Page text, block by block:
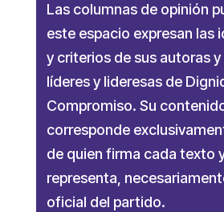
Las columnas de opinión
este espacio expresan las
y criterios de sus autoras
líderes y lideresas de
Compromiso. Su
corresponde
de quien firma cada texto
representa,
oficial del partido.